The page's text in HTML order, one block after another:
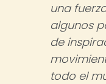
una
algunos
de
todo el